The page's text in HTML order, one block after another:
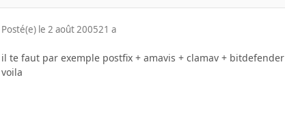
Posté(e) le 2 août 200521 a
il te faut par exemple postfix + amavis + clamav + bitdefender
voila